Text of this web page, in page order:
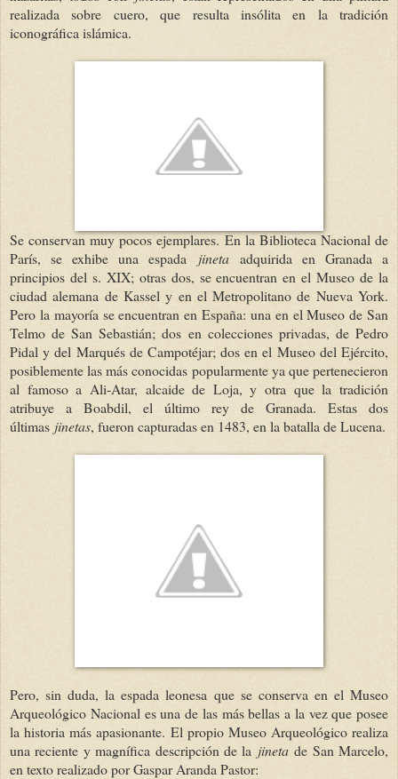
realizada sobre cuero, que resulta insólita en la tradición
iconográfica islámica.
Se conservan muy pocos ejemplares. En la Biblioteca Nacional de
París, se exhibe una espada jinetaadquirida en Granada a
principios del s. XIX; otras dos, se encuentran en el Museo de la
ciudad alemana de Kassel y en el Metropolitano de Nueva York.
Pero la mayoría se encuentran en España: una en el Museo de San
Telmo de San Sebastián; dos en colecciones privadas, de Pedro
Pidal y del Marqués de Campotéjar; dos en el Museo del Ejército,
posiblemente las más conocidas popularmente ya que pertenecieron
al famoso a Ali-Atar, alcaide de Loja, y otra que la tradición
atribuye a Boabdil, el último rey de Granada. Estas dos
últimas jinetas, fueron capturadas en 1483, en la batalla de Lucena.
Pero, sin duda, la espada leonesa que se conserva en el Museo
Arqueológico Nacional es una de las más bellas a la vez que posee
la historia más apasionante. El propio Museo Arqueológico realiza
una reciente y magnífica descripción de la jinetade San Marcelo,
en texto realizado por Gaspar Aranda Pastor: